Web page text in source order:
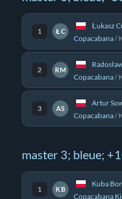
1 ŁC
Łukasz
Copacabana/
2 RM
Copacabana/
3 AS
Artur
Copacabana/
master 3; bleue;
1 KB
Kuba
Copacabana